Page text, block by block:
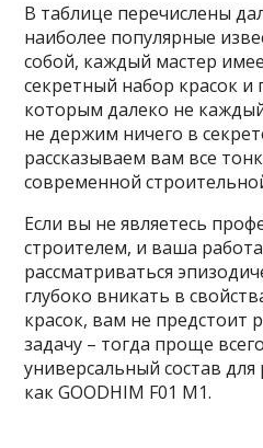
В таблице перечислены
наиболее популярные
собой, каждый мастер
секретный набор красок и
которым далеко не
не держим ничего в
рассказываем вам все
современной
Если вы не являетесь
строителем, и ваша
рассматриваться
глубоко вникать в
красок, вам не предстоит
задачу – тогда проще
универсальный состав
как GOODHIM F01 M1.